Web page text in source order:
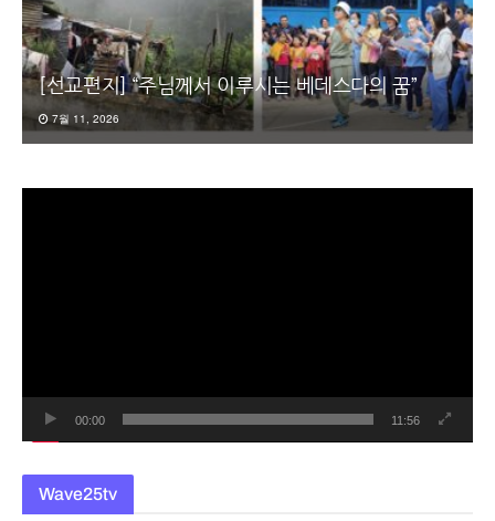
[선교편지] “주님께서 이루시는 베데스다의 꿈”
7월 11, 2026
00:00 11:56
Wave25tv